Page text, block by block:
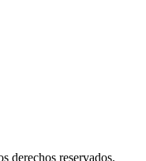
derechos reservados.